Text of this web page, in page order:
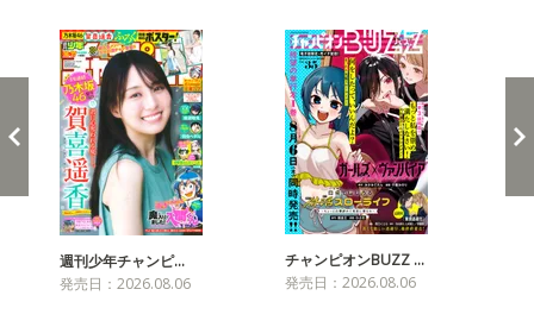
週刊少年チャンピ…
発売日：2026.08.06
チャンピオンBUZZ …
発売日：2026.08.06